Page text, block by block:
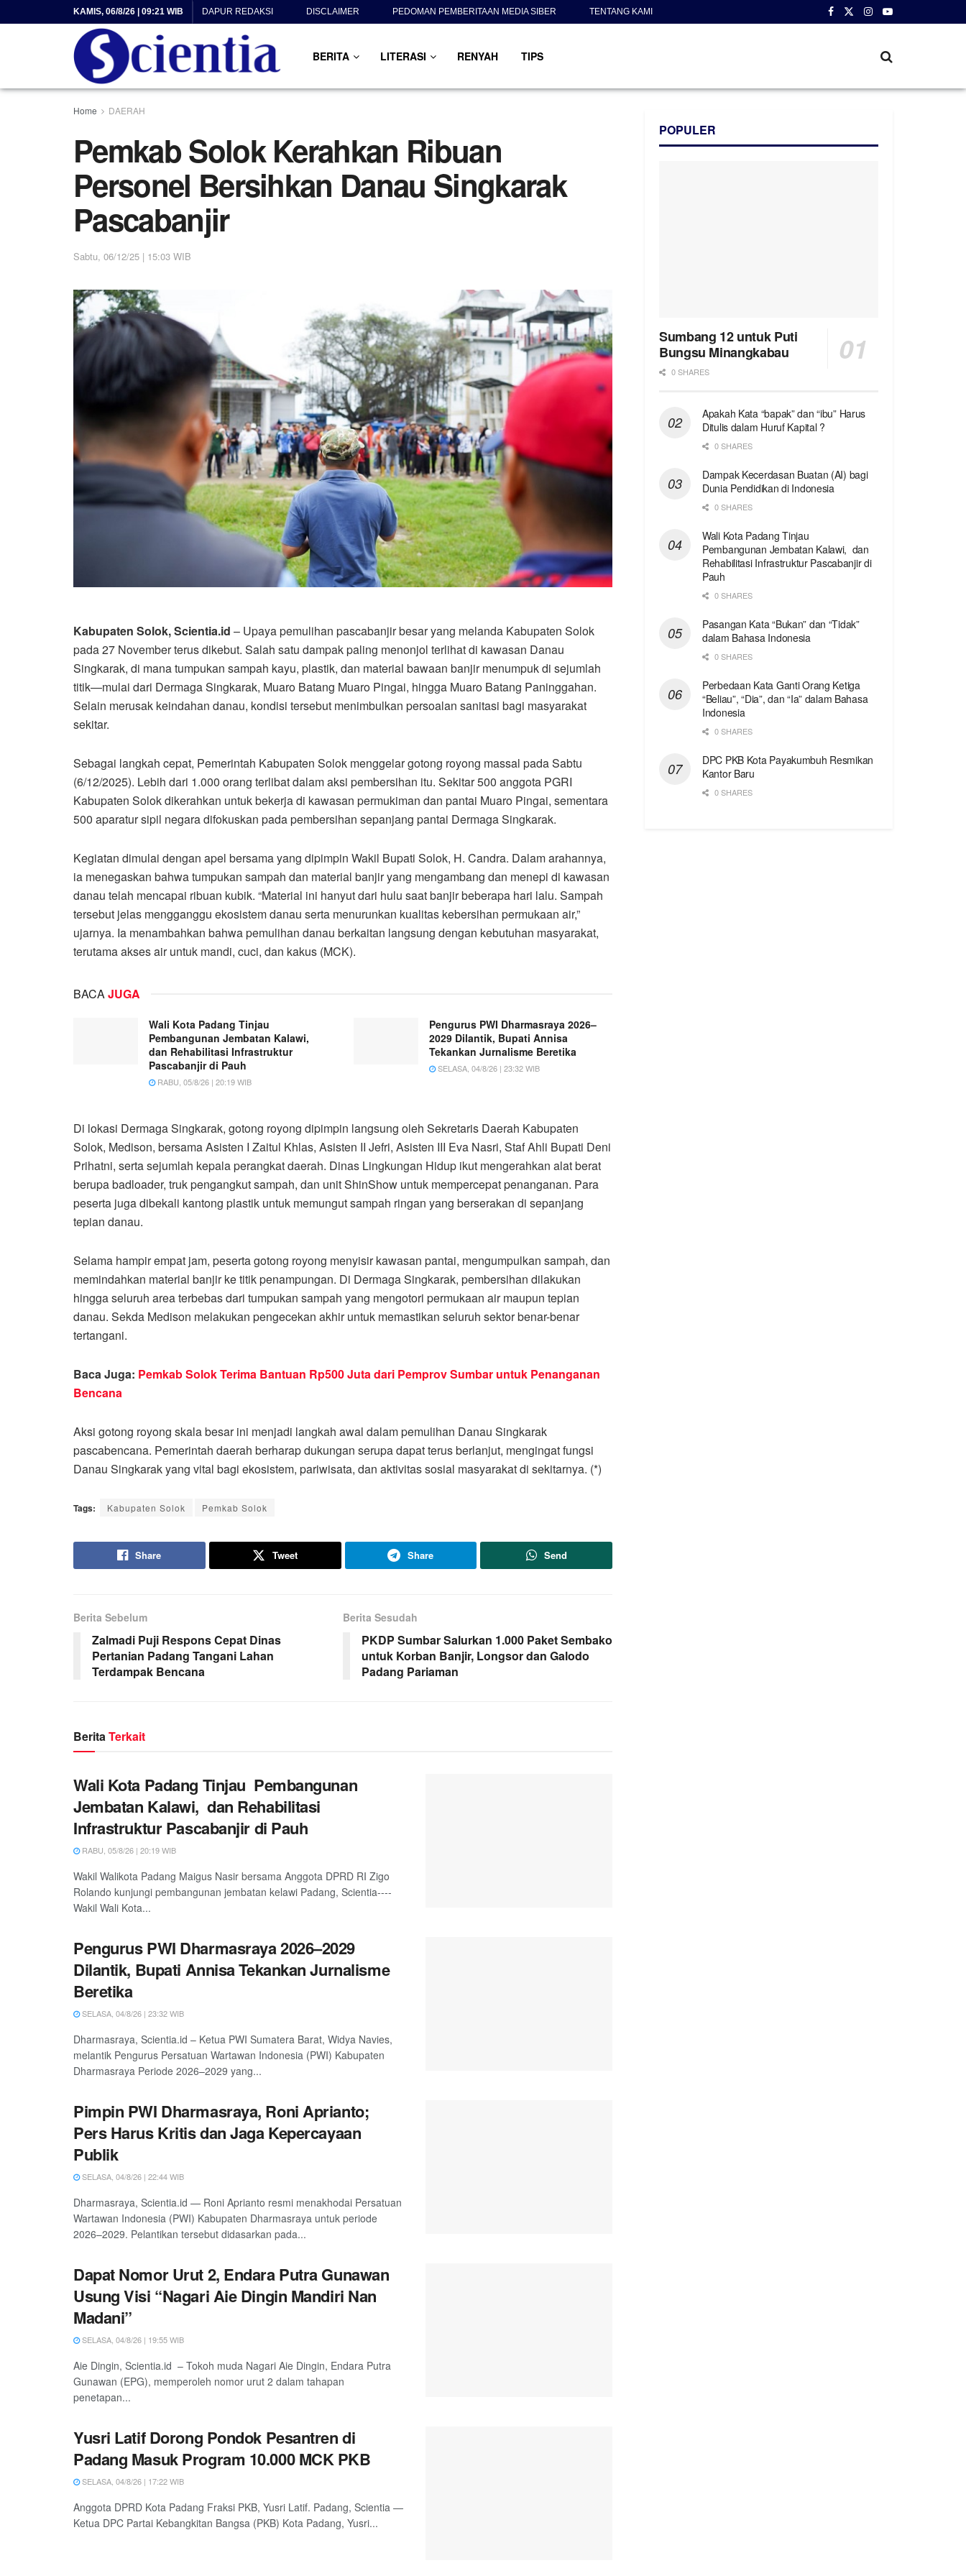
KAMIS, 06/8/26 | 09:21 WIB DAPUR REDAKSI DISCLAIMER PEDOMAN PEMBERITAAN MEDIA SIBER TENTANG KAMI
BERITA LITERASI RENYAH TIPS
Home DAERAH
Pemkab Solok Kerahkan Ribuan
Personel Bersihkan Danau Singkarak
Pascabanjir
Sabtu, 06/12/25 | 15:03 WIB
Kabupaten Solok, Scientia.id – Upaya pemulihan pascabanjir besar yang melanda Kabupaten Solok
pada 27 November terus dikebut. Salah satu dampak paling menonjol terlihat di kawasan Danau
Singkarak, di mana tumpukan sampah kayu, plastik, dan material bawaan banjir menumpuk di sejumlah
titik—mulai dari Dermaga Singkarak, Muaro Batang Muaro Pingai, hingga Muaro Batang Paninggahan.
Selain merusak keindahan danau, kondisi tersebut menimbulkan persoalan sanitasi bagi masyarakat
sekitar.
Sebagai langkah cepat, Pemerintah Kabupaten Solok menggelar gotong royong massal pada Sabtu
(6/12/2025). Lebih dari 1.000 orang terlibat dalam aksi pembersihan itu. Sekitar 500 anggota PGRI
Kabupaten Solok dikerahkan untuk bekerja di kawasan permukiman dan pantai Muaro Pingai, sementara
500 aparatur sipil negara difokuskan pada pembersihan sepanjang pantai Dermaga Singkarak.
Kegiatan dimulai dengan apel bersama yang dipimpin Wakil Bupati Solok, H. Candra. Dalam arahannya,
ia menegaskan bahwa tumpukan sampah dan material banjir yang mengambang dan menepi di kawasan
danau telah mencapai ribuan kubik. “Material ini hanyut dari hulu saat banjir beberapa hari lalu. Sampah
tersebut jelas mengganggu ekosistem danau serta menurunkan kualitas kebersihan permukaan air,”
ujarnya. Ia menambahkan bahwa pemulihan danau berkaitan langsung dengan kebutuhan masyarakat,
terutama akses air untuk mandi, cuci, dan kakus (MCK).
BACAJUGA
Wali Kota Padang Tinjau
Pembangunan Jembatan Kalawi,
dan Rehabilitasi Infrastruktur
Pascabanjir di Pauh
RABU, 05/8/26 | 20:19 WIB
Pengurus PWI Dharmasraya 2026–
2029 Dilantik, Bupati Annisa
Tekankan Jurnalisme Beretika
SELASA, 04/8/26 | 23:32 WIB
Di lokasi Dermaga Singkarak, gotong royong dipimpin langsung oleh Sekretaris Daerah Kabupaten
Solok, Medison, bersama Asisten I Zaitul Khlas, Asisten II Jefri, Asisten III Eva Nasri, Staf Ahli Bupati Deni
Prihatni, serta sejumlah kepala perangkat daerah. Dinas Lingkungan Hidup ikut mengerahkan alat berat
berupa badloader, truk pengangkut sampah, dan unit ShinShow untuk mempercepat penanganan. Para
peserta juga dibekali kantong plastik untuk memungut sampah ringan yang berserakan di sepanjang
tepian danau.
Selama hampir empat jam, peserta gotong royong menyisir kawasan pantai, mengumpulkan sampah, dan
memindahkan material banjir ke titik penampungan. Di Dermaga Singkarak, pembersihan dilakukan
hingga seluruh area terbebas dari tumpukan sampah yang mengotori permukaan air maupun tepian
danau. Sekda Medison melakukan pengecekan akhir untuk memastikan seluruh sektor benar-benar
tertangani.
Baca Juga: Pemkab Solok Terima Bantuan Rp500 Juta dari Pemprov Sumbar untuk Penanganan
Bencana
Aksi gotong royong skala besar ini menjadi langkah awal dalam pemulihan Danau Singkarak
pascabencana. Pemerintah daerah berharap dukungan serupa dapat terus berlanjut, mengingat fungsi
Danau Singkarak yang vital bagi ekosistem, pariwisata, dan aktivitas sosial masyarakat di sekitarnya. (*)
Tags: Kabupaten Solok Pemkab Solok
Share Tweet Share Send
Berita Sebelum
Zalmadi Puji Respons Cepat Dinas
Pertanian Padang Tangani Lahan
Terdampak Bencana
Berita Sesudah
PKDP Sumbar Salurkan 1.000 Paket Sembako
untuk Korban Banjir, Longsor dan Galodo
Padang Pariaman
BeritaTerkait
Wali Kota Padang Tinjau Pembangunan
Jembatan Kalawi, dan Rehabilitasi
Infrastruktur Pascabanjir di Pauh
RABU, 05/8/26 | 20:19 WIB
Wakil Walikota Padang Maigus Nasir bersama Anggota DPRD RI Zigo
Rolando kunjungi pembangunan jembatan kelawi Padang, Scientia----
Wakil Wali Kota...
Pengurus PWI Dharmasraya 2026–2029
Dilantik, Bupati Annisa Tekankan Jurnalisme
Beretika
SELASA, 04/8/26 | 23:32 WIB
Dharmasraya, Scientia.id – Ketua PWI Sumatera Barat, Widya Navies,
melantik Pengurus Persatuan Wartawan Indonesia (PWI) Kabupaten
Dharmasraya Periode 2026–2029 yang...
Pimpin PWI Dharmasraya, Roni Aprianto;
Pers Harus Kritis dan Jaga Kepercayaan
Publik
SELASA, 04/8/26 | 22:44 WIB
Dharmasraya, Scientia.id — Roni Aprianto resmi menakhodai Persatuan
Wartawan Indonesia (PWI) Kabupaten Dharmasraya untuk periode
2026–2029. Pelantikan tersebut didasarkan pada...
Dapat Nomor Urut 2, Endara Putra Gunawan
Usung Visi “Nagari Aie Dingin Mandiri Nan
Madani”
SELASA, 04/8/26 | 19:55 WIB
Aie Dingin, Scientia.id – Tokoh muda Nagari Aie Dingin, Endara Putra
Gunawan (EPG), memperoleh nomor urut 2 dalam tahapan
penetapan...
Yusri Latif Dorong Pondok Pesantren di
Padang Masuk Program 10.000 MCK PKB
SELASA, 04/8/26 | 17:22 WIB
Anggota DPRD Kota Padang Fraksi PKB, Yusri Latif. Padang, Scientia —
Ketua DPC Partai Kebangkitan Bangsa (PKB) Kota Padang, Yusri...
POPULER
Sumbang 12 untuk Puti
Bungsu Minangkabau
0 SHARES
Apakah Kata “bapak” dan “ibu” Harus
Ditulis dalam Huruf Kapital ?
0 SHARES
Dampak Kecerdasan Buatan (AI) bagi
Dunia Pendidikan di Indonesia
0 SHARES
Wali Kota Padang Tinjau
Pembangunan Jembatan Kalawi, dan
Rehabilitasi Infrastruktur Pascabanjir di
Pauh
0 SHARES
Pasangan Kata “Bukan” dan “Tidak”
dalam Bahasa Indonesia
0 SHARES
Perbedaan Kata Ganti Orang Ketiga
“Beliau”, “Dia”, dan “Ia” dalam Bahasa
Indonesia
0 SHARES
DPC PKB Kota Payakumbuh Resmikan
Kantor Baru
0 SHARES